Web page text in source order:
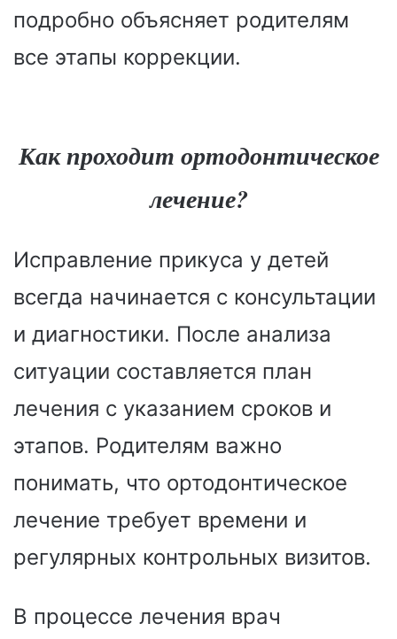
подробно объясняет родителям
все этапы коррекции.
Как проходит ортодонтическое
лечение?
Исправление прикуса у детей
всегда начинается с консультации
и диагностики. После анализа
ситуации составляется план
лечения с указанием сроков и
этапов. Родителям важно
понимать, что ортодонтическое
лечение требует времени и
регулярных контрольных визитов.
В процессе лечения врач